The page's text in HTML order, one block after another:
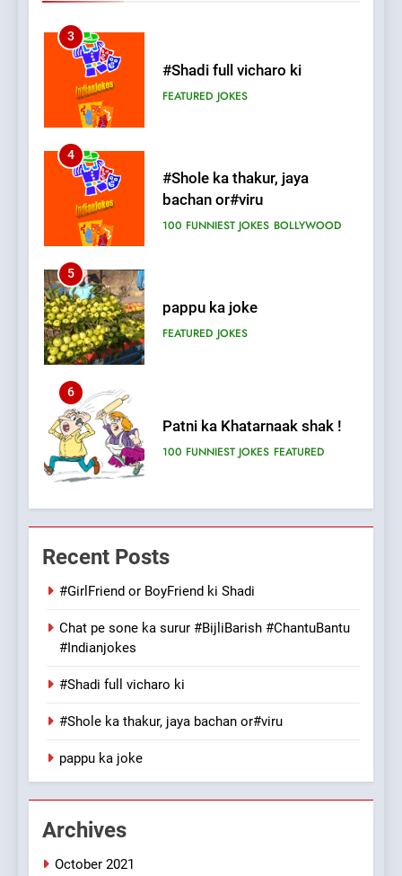
3
#Shadi full vicharo ki
FEATURED JOKES
4
#Shole ka thakur, jaya
bachan or#viru
100 FUNNIEST JOKES BOLLYWOOD
5
pappu ka joke
FEATURED JOKES
6
Patni ka Khatarnaak shak !
100 FUNNIEST JOKES FEATURED
7
Tu Batao..
FEATURED
8
100 FUNNIEST JOKES
2
Recent Posts
#GirlFriend or BoyFriend ki Shadi
Chat pe sone ka surur #BijliBarish #ChantuBantu
#Indianjokes
#Shadi full vicharo ki
#Shole ka thakur, jaya bachan or#viru
pappu ka joke
Archives
October 2021